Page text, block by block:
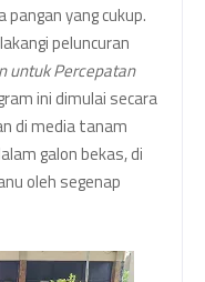
yang cukup.
peluncuran
untuk Percepatan
ini dimulai secara
di media tanam
galon bekas, di
oleh segenap